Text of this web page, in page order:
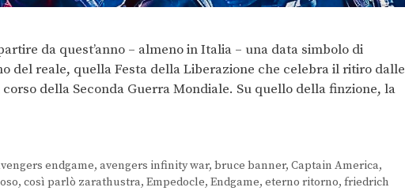
da quest’anno – almeno in Italia – una data simbolo di
del reale, quella Festa della Liberazione che celebra il ritiro dalle
della Seconda Guerra Mondiale. Su quello della finzione, la
endgame, avengers infinity war, bruce banner, Captain America,
, così parlò zarathustra, Empedocle, Endgame, eterno ritorno, friedrich